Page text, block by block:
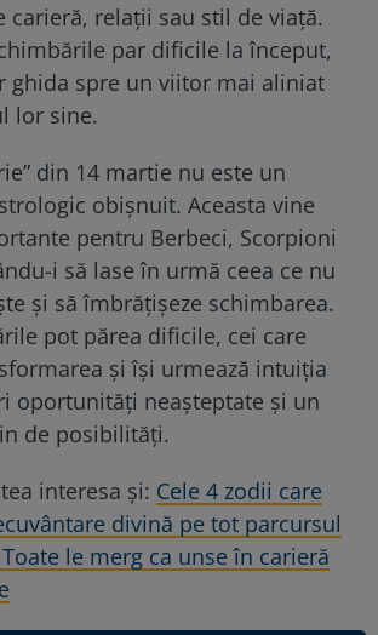
carieră, relații sau stil de viață.
par dificile la început,
ghida spre un viitor mai aliniat
lor sine.
din 14 martie nu este un
obișnuit. Aceasta vine
pentru Berbeci, Scorpioni
i să lase în urmă ceea ce nu
și să îmbrățișeze schimbarea.
pot părea dificile, cei care
și își urmează intuiția
oportunități neașteptate și un
de posibilități.
interesa și: Cele 4 zodii care
divină pe tot parcursul
le merg ca unse în carieră